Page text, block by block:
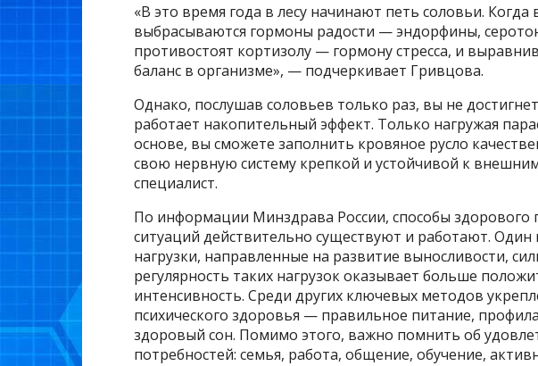
«В это время года в лесу начинают петь соловьи.
выбрасываются гормоны радости — эндорфины,
противостоят кортизолу — гормону стресса, и
баланс в организме», — подчеркивает Гривцова.
Однако, послушав соловьев только раз, вы не
работает накопительный эффект. Только нагружая
основе, вы сможете заполнить кровяное русло
свою нервную систему крепкой и устойчивой к
специалист.
По информации Минздрава России, способы здорового
ситуаций действительно существуют и работают. Один
нагрузки, направленные на развитие выносливости,
регулярность таких нагрузок оказывает больше
интенсивность. Среди других ключевых методов
психического здоровья — правильное питание,
здоровый сон. Помимо этого, важно помнить об
потребностей: семья, работа, общение, обучение,